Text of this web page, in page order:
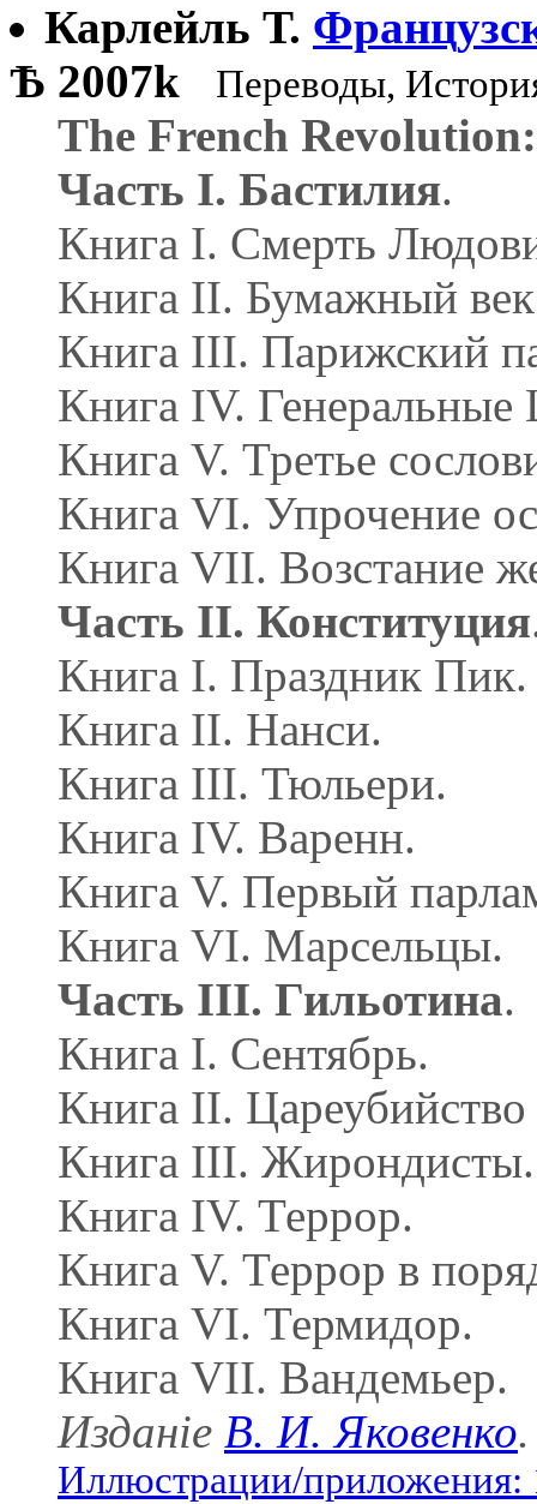
Карлейль Т.
Ѣ 2007k Переводы,
The French
Часть I. Бастилия.
Книга I. Смерть
Книга II. Бумажный
Книга III. Парижский
Книга IV.
Книга V. Третье
Книга VI. Упрочение
Книга VII. Возстание
Часть II. Конституция
Книга I. Праздник Пик.
Книга II. Нанси.
Книга III. Тюльери.
Книга IV. Варенн.
Книга V. Первый
Книга VI. Марсельцы.
Часть III. Гильотина.
Книга I. Сентябрь.
Книга II. Цареубийство
Книга III. Жирондисты.
Книга IV. Террор.
Книга V. Террор в
Книга VI. Термидор.
Книга VII. Вандемьер.
Изданіе В. И. Яковенко
Иллюстрации/приложения: